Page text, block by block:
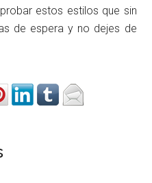
estos estilos que sin
de espera y no dejes de